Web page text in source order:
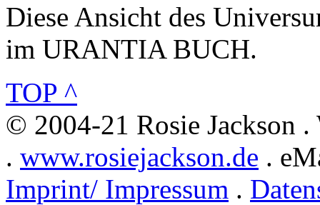
Diese Ansicht des
im URANTIA BUCH.
TOP ^
© 2004-21 Rosie Jackson
. www.rosiejackson.de .
Imprint/ Impressum .